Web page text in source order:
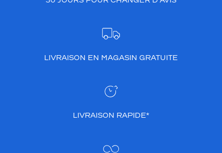
LIVRAISON EN MAGASIN GRATUITE
LIVRAISON RAPIDE*